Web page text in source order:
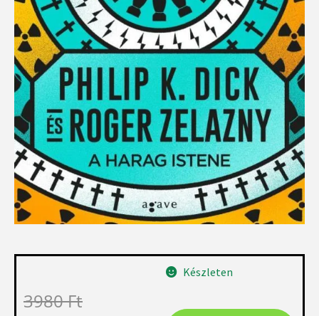
3980Ft
Készleten